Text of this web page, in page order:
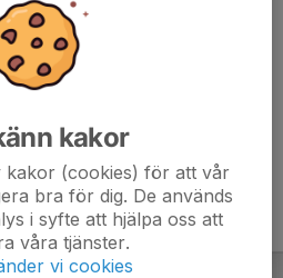
kakor
kakor (cookies) för att vår
bra för dig. De används
i syfte att hjälpa oss att
våra tjänster.
vi cookies